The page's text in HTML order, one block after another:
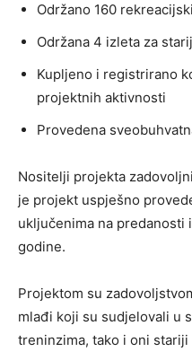
Održano 160
Održana 4 izleta za
Kupljeno i registrirano
projektnih aktivnosti
Provedena
Nositelji projekta
je projekt uspješno
uključenima na predanosti
godine.
Projektom su
mlađi koji su sudjelovali u
treninzima, tako i oni